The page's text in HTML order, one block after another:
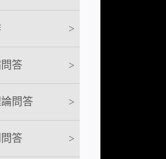
>
答 >
問答 >
答 >